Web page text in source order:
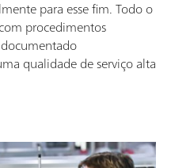
para esse fim. Todo o
procedimentos
qualidade de serviço alta